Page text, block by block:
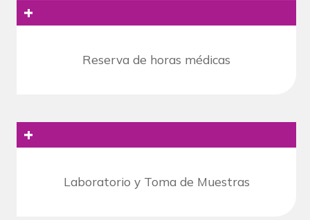
+
Reserva de horas médicas
+
Laboratorio y Toma de Muestras